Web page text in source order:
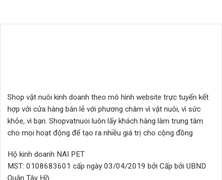
đến
Shop vật nuôi kinh doanh theo mô hình website trực tuyến kết
hợp với cửa hàng bán lẻ với phương châm vì vật nuôi, vì sức
khỏe, vì bạn. Shopvatnuoi luôn lấy khách hàng làm trung tâm
cho mọi hoạt động để tạo ra nhiều giá trị cho cộng đồng
Hộ kinh doanh NAI PET
MST: 0108683601 cấp ngày 03/04/2019 bởi Cấp bởi UBND